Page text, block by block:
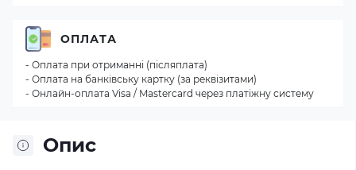
Опис
ОПЛАТА
- Оплата при отриманні (післяплата)
- Оплата на банківську картку (за реквізитами)
- Онлайн-оплата Visa / Mastercard через платіжну систему